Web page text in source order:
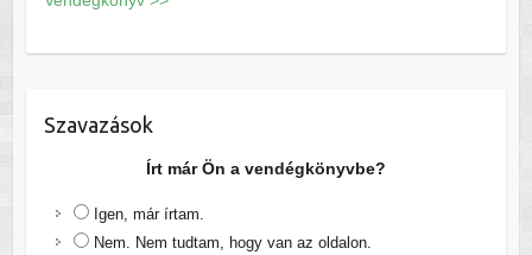
Szavazások
Írt már Ön a vendégkönyvbe?
Igen, már írtam.
Nem. Nem tudtam, hogy van az oldalon.